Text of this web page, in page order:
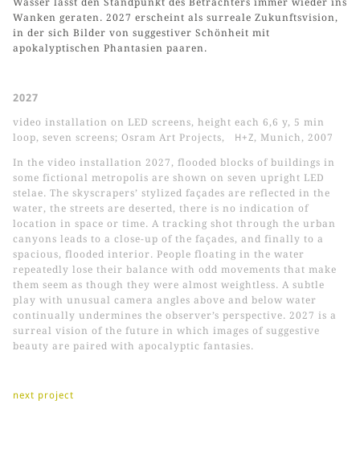
Wanken geraten. 2027 erscheint als surreale Zukunftsvision,
in der sich Bilder von suggestiver Schönheit mit
apokalyptischen Phantasien paaren.
2027
video installation on LED screens, height each 6,6 y, 5 min
loop, seven screens; Osram Art Projects, H+Z, Munich, 2007
In the video installation 2027, flooded blocks of buildings in
some fictional metropolis are shown on seven upright LED
stelae. The skyscrapers’ stylized façades are reflected in the
water, the streets are deserted, there is no indication of
location in space or time. A tracking shot through the urban
canyons leads to a close-up of the façades, and finally to a
spacious, flooded interior. People floating in the water
repeatedly lose their balance with odd movements that make
them seem as though they were almost weightless. A subtle
play with unusual camera angles above and below water
continually undermines the observer’s perspective. 2027 is a
surreal vision of the future in which images of suggestive
beauty are paired with apocalyptic fantasies.
next project